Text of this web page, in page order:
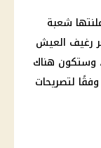
شعبة
رغيف العيش
وستكون هناك
لتصريحات